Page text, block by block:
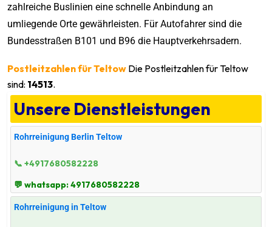
zahlreiche Buslinien eine schnelle Anbindung an
umliegende Orte gewährleisten. Für Autofahrer sind die
Bundesstraßen B101 und B96 die Hauptverkehrsadern.
Postleitzahlen für Teltow Die Postleitzahlen für Teltow
sind: 14513.
Unsere Dienstleistungen
Rohrreinigung Berlin Teltow
📞 +4917680582228
💬 whatsapp: 4917680582228
Rohrreinigung in Teltow